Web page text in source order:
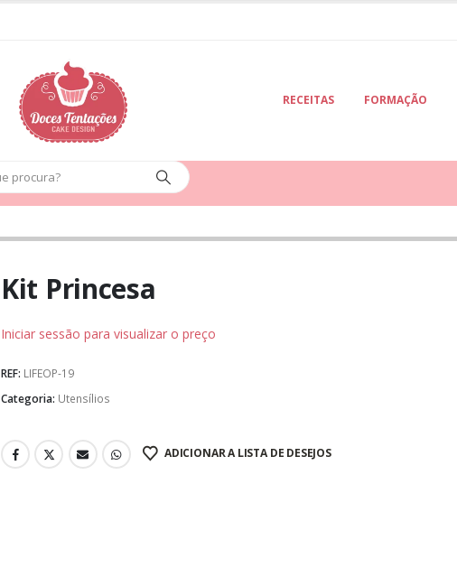
RECEITAS FORMAÇÃO
Kit Princesa
Iniciar sessão para visualizar o preço
REF: LIFEOP-19
Categoria: Utensílios
ADICIONAR A LISTA DE DESEJOS